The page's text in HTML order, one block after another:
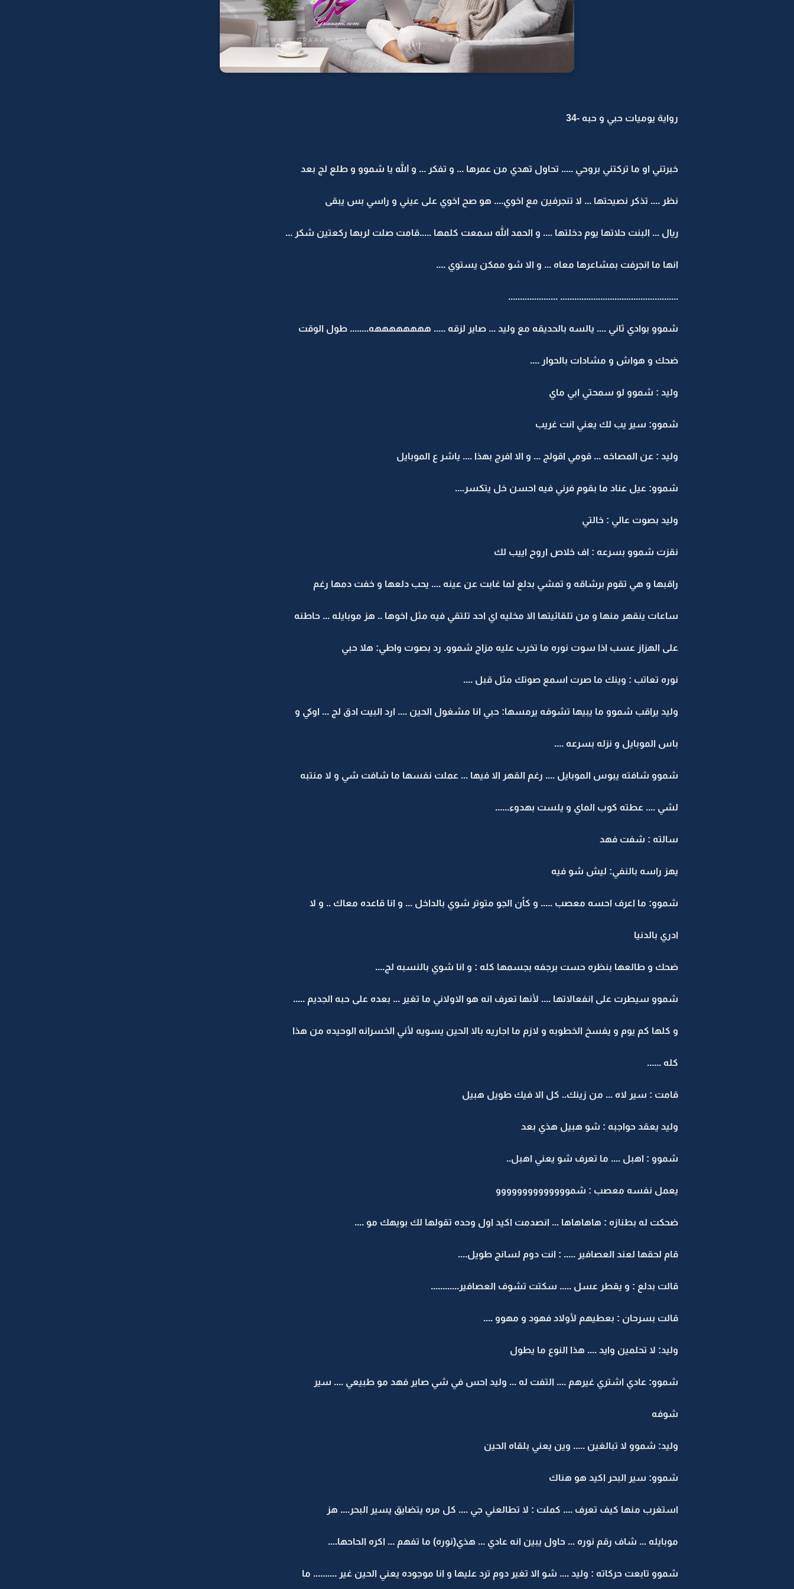
رواية يوميات حبي و حبه -34
خبرتني او ما تركتني بروحي ..... تحاول تهدي من عمرها ... و تفكر ... و الله يا شموو و طلع لج بعد
نظر .... تذكر نصيحتها ... لا تنجرفين مع اخوي.... هو صح اخوي على عيني و راسي بس يبقى
ريال ... البنت حلاتها يوم دخلتها .... و الحمد الله سمعت كلمها .....قامت صلت لربها ركعتين شكر ...
انها ما انجرفت بمشاعرها معاه ... و الا شو ممكن يستوي ....
.................................................. .....................
شموو بوادي ثاني .... يالسه بالحديقه مع وليد ... صاير لزقه ..... ههههههههه........ طول الوقت
ضحك و هواش و مشادات بالحوار ....
وليد : شموو لو سمحتي ابي ماي
شموو: سير يب لك يعني انت غريب
وليد : عن المصاخه ... قومي اقولج ... و الا افرج بهذا .... ياشر ع الموبايل
شموو: عيل عناد ما بقوم فرني فيه احسن خل يتكسر....
وليد بصوت عالي : خالتي
نقزت شموو بسرعه : اف خلاص اروح اييب لك
راقبها و هي تقوم برشاقه و تمشي بدلع لما غابت عن عينه .... يحب دلعها و خفت دمها رغم
ساعات ينقهر منها و من تلقائيتها الا مخليه اي احد تلتقي فيه مثل اخوها .. هز موبايله ... حاطنه
على الهزاز عسب اذا سوت نوره ما تخرب عليه مزاج شموو. رد بصوت واطي: هلا حبي
نوره تعاتب : وينك ما صرت اسمع صوتك مثل قبل ....
وليد يراقب شموو ما يبيها تشوفه يرمسها: حبي انا مشغول الحين .... ارد البيت ادق لج ... اوكي و
باس الموبايل و نزله بسرعه ....
شموو شافته يبوس الموبايل .... رغم القهر الا فيها ... عملت نفسها ما شافت شي و لا منتبه
لشي .... عطته كوب الماي و يلست بهدوء......
سالته : شفت فهد
يهز راسه بالنفي: ليش شو فيه
شموو: ما اعرف احسه معصب ..... و كأن الجو متوتر شوي بالداخل ... و انا قاعده معاك .. و لا
ادري بالدنيا
ضحك و طالعها بنظره حست برجفه بجسمها كله : و انا شوي بالنسبه لج....
شموو سيطرت على انفعالاتها .... لأنها تعرف انه هو الاولاني ما تغير ... بعده على حبه الجديم .....
و كلها كم يوم و يفسخ الخطوبه و لازم ما اجاريه بالا الحين يسويه لأني الخسرانه الوحيده من هذا
كله ......
قامت : سير لاه ... من زينك.. كل الا فيك طويل هبيل
وليد يعقد حواجبه : شو هبيل هذي بعد
شموو : اهبل .... ما تعرف شو يعني اهبل..
يعمل نفسه معصب : شموووووووووووووو
ضحكت له بطنازه : هاهاهاها ... انصدمت اكيد اول وحده تقولها لك بويهك مو ....
قام لحقها لعند العصافير ..... : انت دوم لسانج طويل....
قالت بدلع : و يقطر عسل ..... سكتت تشوف العصافير............
قالت بسرحان : بعطيهم لأولاد فهود و مهوو ....
وليد: لا تحلمين وايد .... هذا النوع ما يطول
شموو: عادي اشتري غيرهم .... التفت له ... وليد احس في شي صاير فهد مو طبيعي .... سير
شوفه
وليد: شموو لا تبالغين ..... وين يعني بلقاه الحين
شموو: سير البحر اكيد هو هناك
استغرب منها كيف تعرف .... كملت : لا تطالعني جي .... كل مره يتضايق يسير البحر.... هز
موبايله ... شاف رقم نوره ... حاول يبين انه عادي ... هذي(نوره) ما تفهم ... اكره الحاحها....
شموو تابعت حركاته : وليد .... شو الا تغير دوم ترد عليها و انا موجوده يعني الحين غير .......... ما